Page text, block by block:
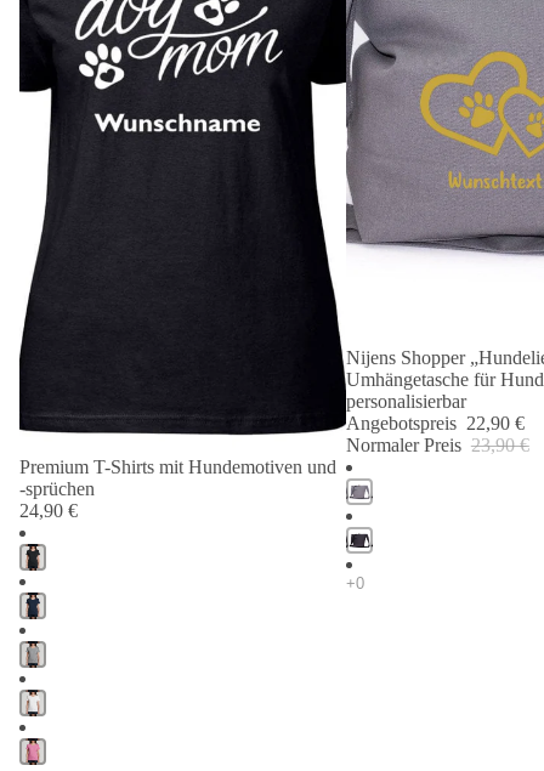
Premium T-Shirts mit Hundemotiven und
-sprüchen
24,90 €
Angebot 🐾
Nijens Shopper
Umhängetasche für
personalisierbar
Angebotspreis 22,90 €
Normaler Preis 23,90 €